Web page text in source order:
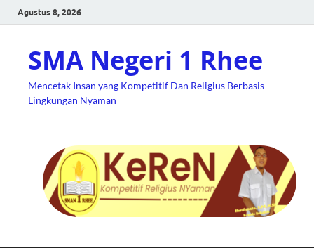
Agustus 8, 2026
SMA Negeri 1 Rhee
Mencetak Insan yang Kompetitif Dan Religius Berbasis
Lingkungan Nyaman